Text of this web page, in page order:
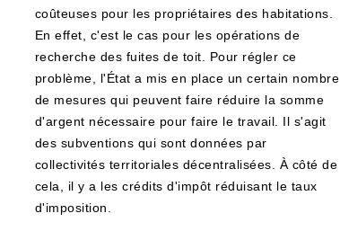
coûteuses pour les propriétaires des habitations.
En effet, c'est le cas pour les opérations de
recherche des fuites de toit. Pour régler ce
problème, l'État a mis en place un certain nombre
de mesures qui peuvent faire réduire la somme
d'argent nécessaire pour faire le travail. Il s'agit
des subventions qui sont données par
collectivités territoriales décentralisées. À côté de
cela, il y a les crédits d'impôt réduisant le taux
d'imposition.